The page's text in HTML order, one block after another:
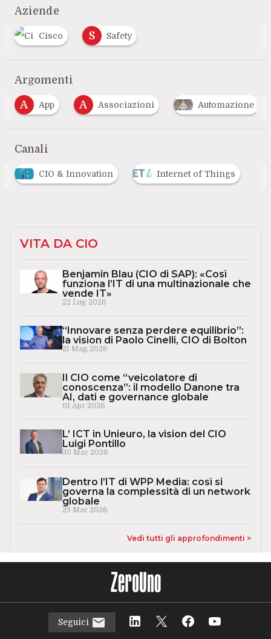
Aziende
Cisco S Safety
Argomenti
A Associazioni Automazione C CIO
Canali
CIO & Innovation Internet of Things
VITA DA CIO
Benjamin Blau (CIO di SAP): «Così
funziona l’IT di una multinazionale che
vende IT»
22 Lug 2026
“Innovare senza perdere equilibrio”:
la vision di Paolo Cinelli, CIO di Bolton
21 Mag 2026
Il CIO come “veicolatore di
conoscenza”: il modello Danone tra
AI, dati e governance globale
01 Apr 2026
L’ ICT in Unieuro, la vision del CIO
Luigi Pontillo
30 Mar 2026
Dentro l’IT di WPP Media: così si
governa la complessità di un network
globale
23 Mar 2026
Vedi tutti gli approfondimenti >
Seguici